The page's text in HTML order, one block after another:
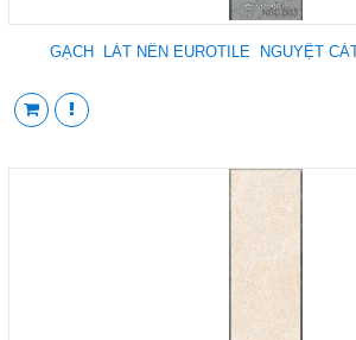
GẠCH LÁT NỀN EUROTILE NGUYỆT